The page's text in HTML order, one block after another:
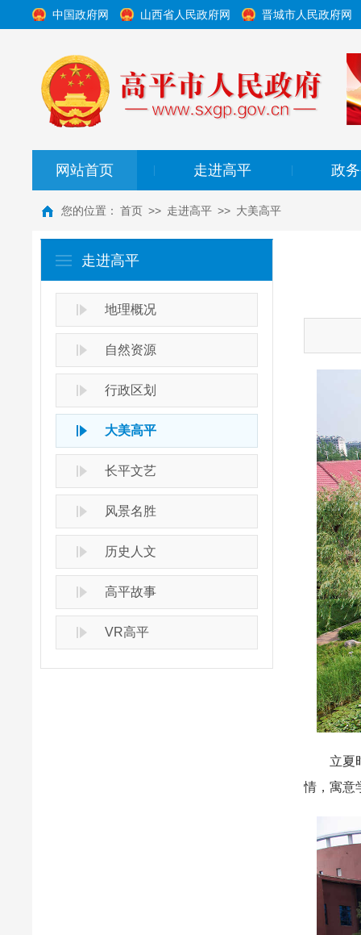
中国政府网 山西省人民政府网 晋城市人民政府网
网站首页 走进高平 政
您的位置： 首页 >> 走进高平 >> 大美高平
走进高平
地理概况
自然资源
行政区划
大美高平
长平文艺
风景名胜
历史人文
高平故事
VR高平
立夏时
情，寓意